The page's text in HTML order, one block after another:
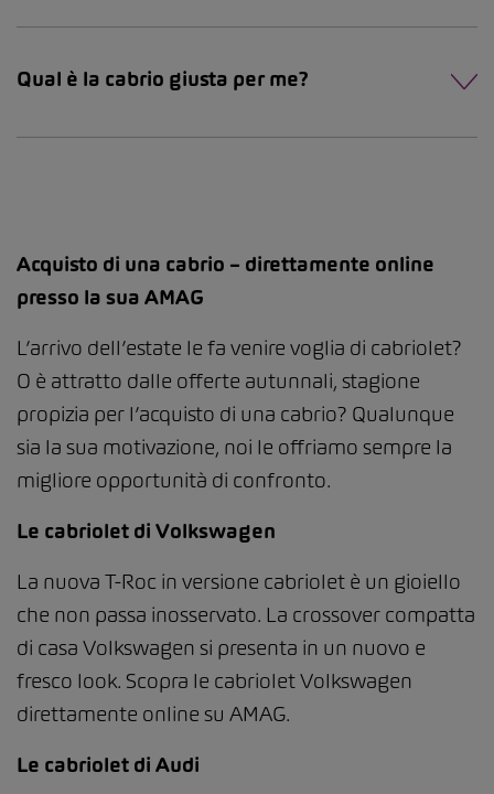
Qual è la cabrio giusta per me?
Acquisto di una cabrio – direttamente online
presso la sua AMAG
L’arrivo dell’estate le fa venire voglia di cabriolet?
O è attratto dalle offerte autunnali, stagione
propizia per l’acquisto di una cabrio? Qualunque
sia la sua motivazione, noi le offriamo sempre la
migliore opportunità di confronto.
Le cabriolet di Volkswagen
La nuova T-Roc in versione cabriolet è un gioiello
che non passa inosservato. La crossover compatta
di casa Volkswagen si presenta in un nuovo e
fresco look. Scopra le cabriolet Volkswagen
direttamente online su AMAG.
Le cabriolet di Audi